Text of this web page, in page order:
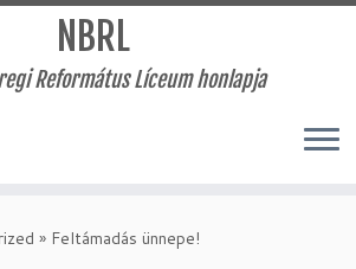
NBRL
Református Líceum honlapja
» Feltámadás ünnepe!